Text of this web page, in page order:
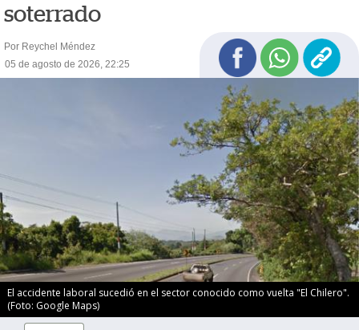
soterrado
Por Reychel Méndez
05 de agosto de 2026, 22:25
El accidente laboral sucedió en el sector conocido como vuelta "El Chilero".
(Foto: Google Maps)